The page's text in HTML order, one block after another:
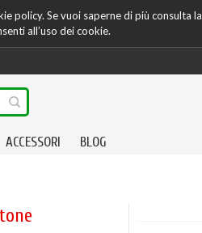
policy. Se vuoi saperne di più consulta la
all’uso dei cookie.
ACCESSORI BLOG